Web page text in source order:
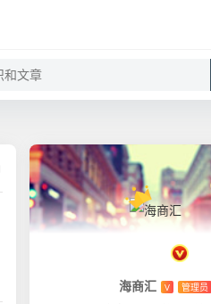
海商汇 V 管理员